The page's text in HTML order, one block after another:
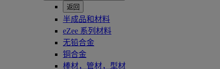
返回
半成品和材料
eZee 系列材料
无铅合金
铜合金
棒材，管材，型材